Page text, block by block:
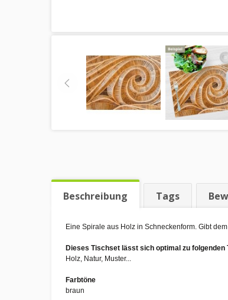
Beschreibung Tags
Eine Spirale aus Holz in Schneckenform. Gibt
Dieses Tischset lässt sich optimal zu
Holz, Natur, Muster...
Farbtöne
braun